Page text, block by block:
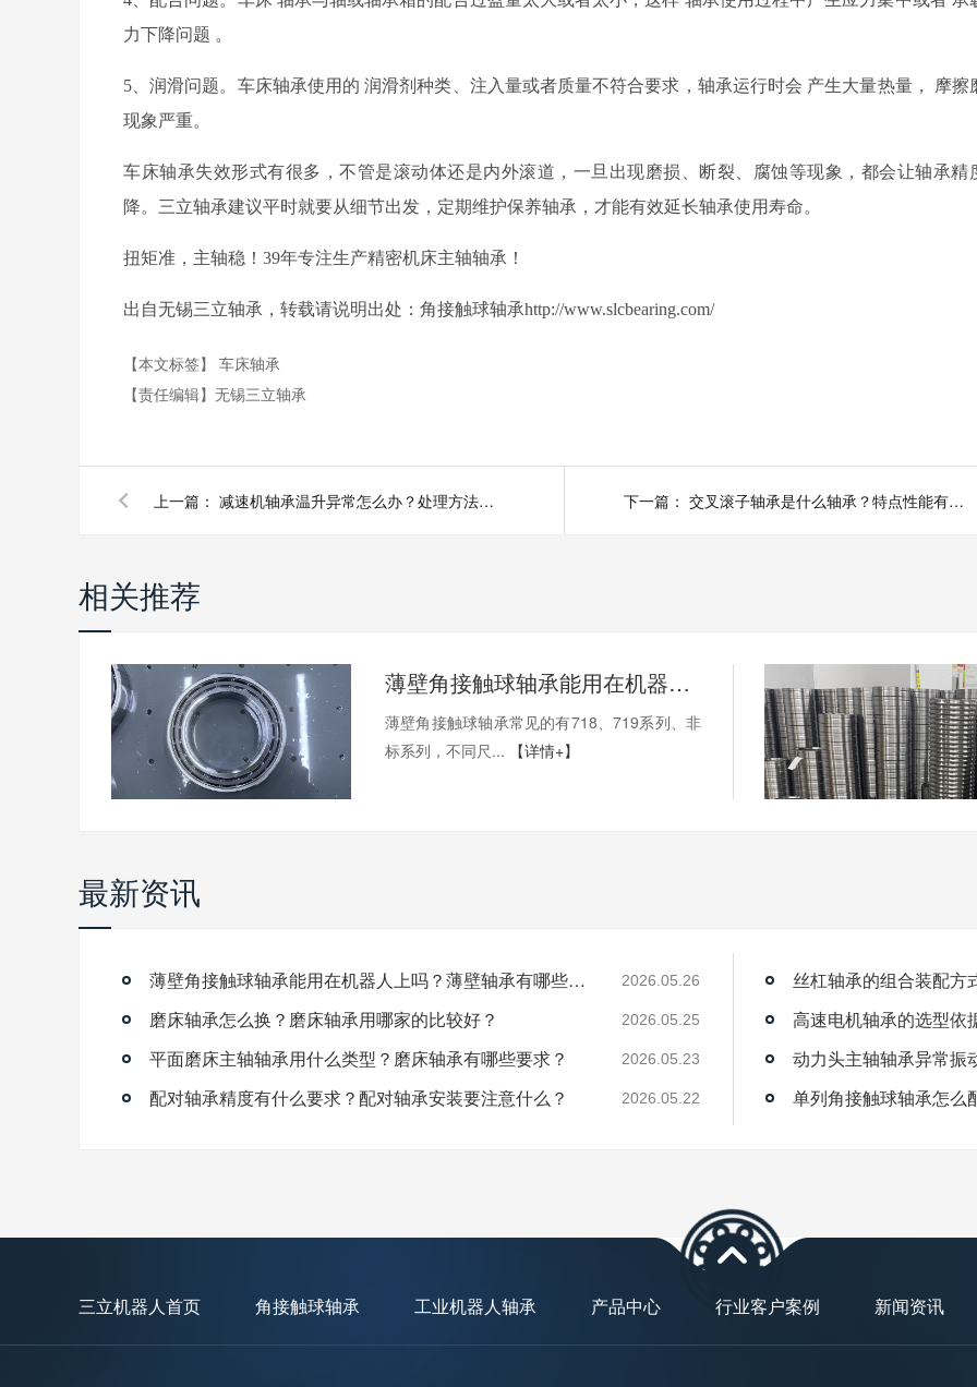
力下降问题 。
5 、润滑问题。车床轴承使用的 润滑剂种类、注入量或者质量不符合要求，轴承运行时会 产生大量热量，
摩擦
现象严重。
车床轴承失效形式有很多，不管是滚动体还是内外滚道，一旦出现磨损、断裂、腐蚀等现象，都会让轴承精
降。三立轴承建议平时就要从细节出发，定期维护保养轴承，才能有效延长轴承使用寿命。
扭矩准，主轴稳！39年专注生产精密机床主轴轴承！
出自无锡三立轴承，转载请说明出处：角接触球轴承http://www.slcbearing.com/
【本文标签】 车床轴承
【责任编辑】 无锡三立轴承
上一篇： 减速机轴承温升异常怎么办？处理方法有哪些？ 下一篇： 交叉滚子轴承是什么轴承？特点性能有哪些？
相关推荐
薄壁角接触球轴承能用在机器人上吗？薄壁轴承有哪些优点？
薄壁角接触球轴承常见的有718、719系列、非
标系列，不同尺...
【详情+】
最新资讯
薄壁角接触球轴承能用在机器人上吗？薄壁轴承有哪些优点？ 2026.05.26
磨床轴承怎么换？磨床轴承用哪家的比较好？ 2026.05.25
平面磨床主轴轴承用什么类型？磨床轴承有哪些要求？ 2026.05.23
配对轴承精度有什么要求？配对轴承安装要注意什么？ 2026.05.22
丝杠轴承的组合装配方
高速电机轴承的选型依
动力头主轴轴承异常振
单列角接触球轴承怎么
三立机器人首页 角接触球轴承 工业机器人轴承 产品中心 行业客户案例 新闻资讯